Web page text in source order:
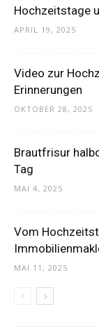
Hochzeitstage
APRIL 19, 2025
Video zur
Erinnerungen
OKTOBER 28, 2025
Brautfrisur
Tag
MAI 4, 2025
Vom
MAI 11, 2025